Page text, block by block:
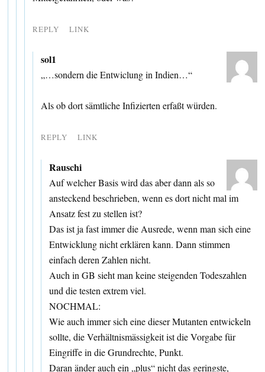
REPLY LINK
sol1
„…sondern die Entwiclung in Indien…“
Als ob dort sämtliche Infizierten erfaßt würden.
REPLY LINK
Rauschi
Auf welcher Basis wird das aber dann als so
ansteckend beschrieben, wenn es dort nicht mal im
Ansatz fest zu stellen ist?
Das ist ja fast immer die Ausrede, wenn man sich eine
Entwicklung nicht erklären kann. Dann stimmen
einfach deren Zahlen nicht.
Auch in GB sieht man keine steigenden Todeszahlen
und die testen extrem viel.
NOCHMAL:
Wie auch immer sich eine dieser Mutanten entwickeln
sollte, die Verhältnismässigkeit ist die Vorgabe für
Eingriffe in die Grundrechte, Punkt.
Daran änder auch ein „plus“ nicht das geringste,